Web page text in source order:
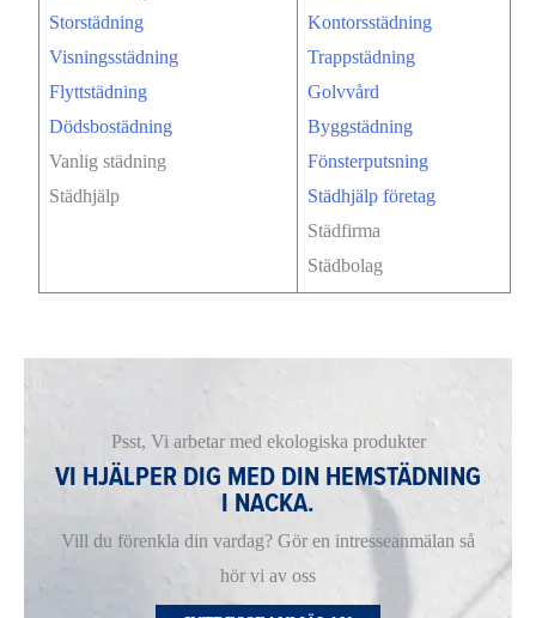
Storstädning
Visningsstädning
Flyttstädning
Dödsbostädning
Vanlig städning
Städhjälp
Kontorsstädning
Trappstädning
Golvvård
Byggstädning
Fönsterputsning
Städhjälp företag
Städfirma
Städbolag
Psst, Vi arbetar med ekologiska produkter
VI HJÄLPER DIG MED DIN HEMSTÄDNING
I NACKA.
Vill du förenkla din vardag? Gör en intresseanmälan så
hör vi av oss